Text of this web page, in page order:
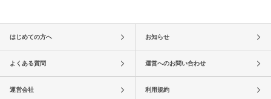
はじめての方へ お知らせ
よくある質問 運営へのお問い合わせ
運営会社 利用規約